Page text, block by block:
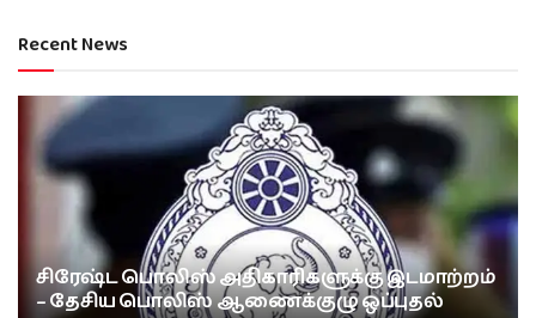
Recent News
சிரேஷ்ட பொலிஸ் அதிகாரிகளுக்கு இடமாற்றம்
– தேசிய பொலிஸ் ஆணைக்குழு ஒப்புதல்